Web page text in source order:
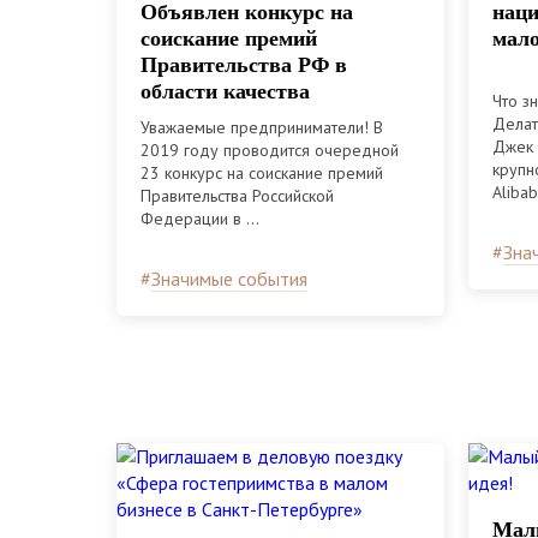
Объявлен конкурс на
соискание премий
Правительства РФ в
области качества
Уважаемые предприниматели! В
2019 году проводится очередной
23 конкурс на соискание премий
Правительства Российской
Федерации в ...
#Значимые события
Что
Джек
#